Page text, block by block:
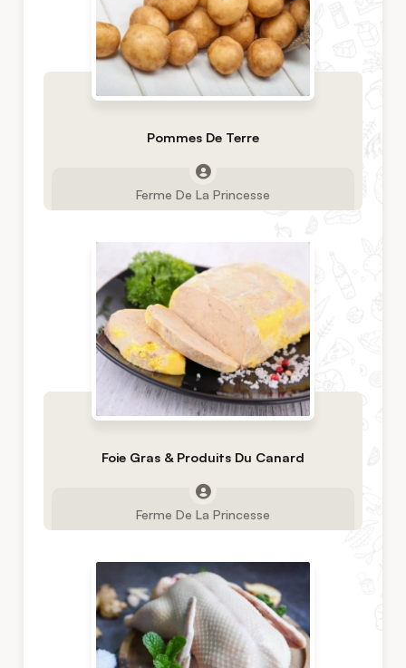
Pommes De Terre
Ferme De La Princesse
Foie Gras & Produits Du Canard
Ferme De La Princesse